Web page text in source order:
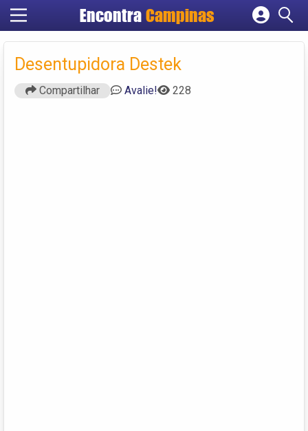
Encontra Campinas
Cadastrar empresa
Criar conta
Desentupidora Destek
Compartilhar Avalie! 228